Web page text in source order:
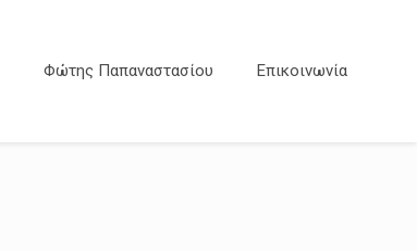
Φώτης Παπαναστασίου Επικοινωνία